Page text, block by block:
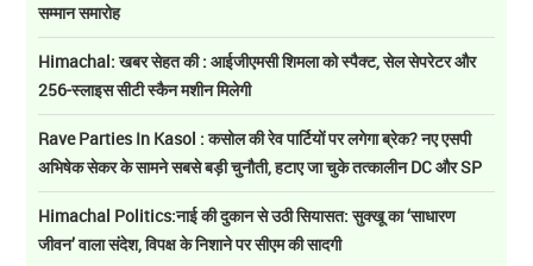
सम्मान समारोह
Himachal: खबर सेहत की : आईजीएमसी शिमला को स्पैक्ट, सेल सेपरेटर और
256-स्लाइस सीटी स्कैन मशीन मिलेगी
Rave Parties In Kasol : कसोल की रेव पार्टियों पर लगेगा ब्रेक? नए एसपी
अभिषेक सेकर के सामने सबसे बड़ी चुनौती, हटाए जा चुके तत्कालीन DC और SP
Himachal Politics:नाई की दुकान से उठी सियासत: सुक्खू का ‘साधारण
जीवन’ वाला संदेश, विपक्ष के निशाने पर सीएम की सादगी